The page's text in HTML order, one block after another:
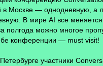
в Москве — однодневную, а
В мире AI все меняется
полгода можно многое
конференции — must visit!
участники
ПЕРЕЙТИ